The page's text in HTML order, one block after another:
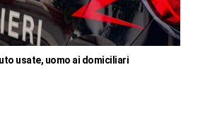
usate, uomo ai domiciliari